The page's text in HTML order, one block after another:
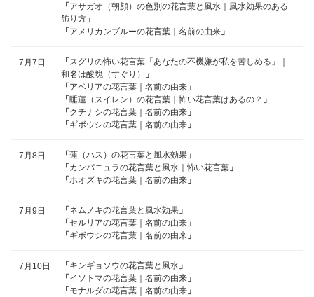
「 アサガオ（朝顔）の色別の花言葉と風水｜風水効果のある
飾り方 」
「 アメリカンブルーの花言葉｜名前の由来 」
7月7日 「 スグリの怖い花言葉「あなたの不機嫌が私を苦しめる」｜
和名は酸塊（すぐり）
」
「 アベリアの花言葉｜名前の由来 」
「 睡蓮（スイレン）の花言葉｜怖い花言葉はあるの？ 」
「 クチナシの花言葉｜名前の由来 」
「 ギボウシの花言葉｜名前の由来 」
7月8日 「 蓮（ハス）の花言葉と風水効果 」
「 カンパニュラの花言葉と風水｜怖い花言葉 」
「 ホオズキの花言葉｜名前の由来 」
7月9日 「 ネムノキの花言葉と風水効果 」
「 セルリアの花言葉｜名前の由来 」
「 ギボウシの花言葉｜名前の由来 」
7月10日 「 キンギョソウの花言葉と風水 」
「 イソトマの花言葉｜名前の由来 」
「 モナルダの花言葉｜名前の由来 」